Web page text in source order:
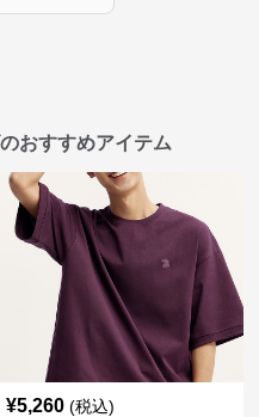
おすすめアイテム
¥5,260 (税込)